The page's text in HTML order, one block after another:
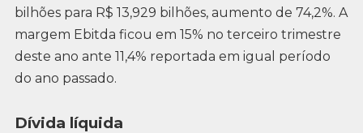
bilhões para R$ 13,929 bilhões, aumento de 74,2%. A
margem Ebitda ficou em 15% no terceiro trimestre
deste ano ante 11,4% reportada em igual período
do ano passado.
Dívida líquida